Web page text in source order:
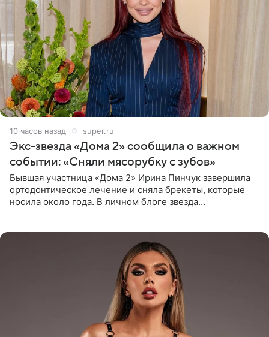
10 часов назад super.ru
Экс-звезда «Дома 2» сообщила о важном
событии: «Сняли мясорубку с зубов»
Бывшая участница «Дома 2» Ирина Пинчук завершила
ортодонтическое лечение и сняла брекеты, которые
носила около года. В личном блоге звезда